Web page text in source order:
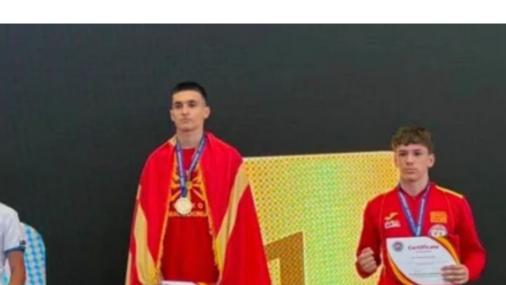
KU E KISHIM FJALEN
LIGJERATE FETARE
PARADITE ME NE
PIKËPAMJE
RECETA E DITES